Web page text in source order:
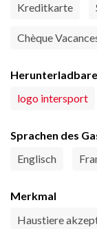
Kreditkarte
Chèque
logo intersport
Sprachen des
Englisch
Merkmal
Haustiere